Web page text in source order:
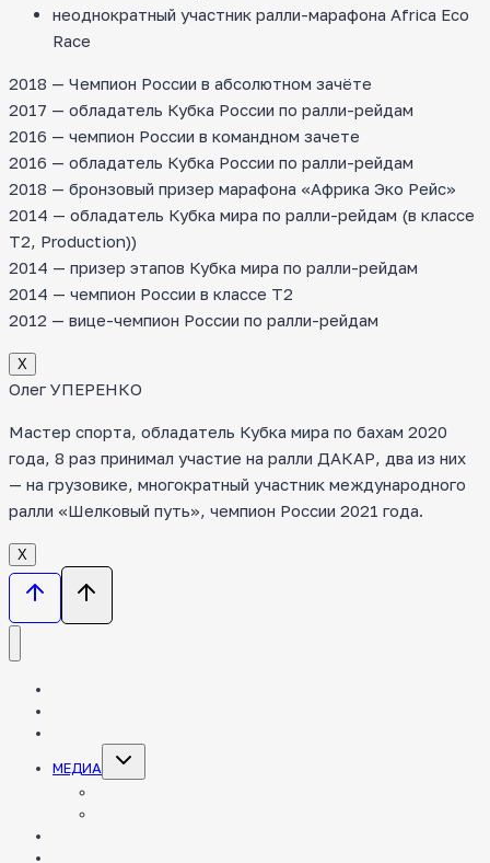
неоднократный участник ралли-марафона Africa Eco
Race
2018 — Чемпион России в абсолютном зачёте
2017 — обладатель Кубка России по ралли-рейдам
2016 — чемпион России в командном зачете
2016 — обладатель Кубка России по ралли-рейдам
2018 — бронзовый призер марафона «Африка Эко Рейс»
2014 — обладатель Кубка мира по ралли-рейдам (в классе
T2, Production))
2014 — призер этапов Кубка мира по ралли-рейдам
2014 — чемпион России в классе Т2
2012 — вице-чемпион России по ралли-рейдам
Х
Олег УПЕРЕНКО
Мастер спорта, обладатель Кубка мира по бахам 2020
года, 8 раз принимал участие на ралли ДАКАР, два из них
— на грузовике, многократный участник международного
ралли «Шелковый путь», чемпион России 2021 года.
Х
МЕДИА
Toggle